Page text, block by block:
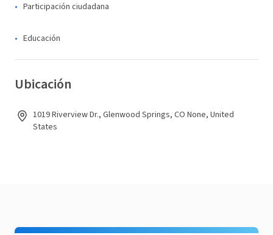
Participación ciudadana
Educación
Ubicación
1019 Riverview Dr., Glenwood Springs, CO None, United
States